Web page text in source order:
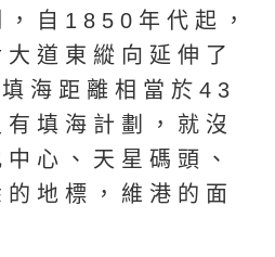
自1850年代起，
道東縱向延伸了
海距離相當於43
填海計劃，就沒
心、天星碼頭、
地標，維港的面